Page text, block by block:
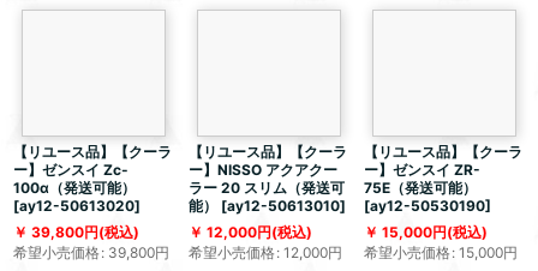
【リユース品】【クーラ
ー】ゼンスイ Zc-
100α（発送可能）
[ay12-50613020]
39,800円(税込)
希望小売価格: 39,800円
【リユース品】【クーラ
ー】NISSO アクアクー
ラー 20 スリム（発送可
能）
[ay12-50613010]
12,000円(税込)
希望小売価格: 12,000円
【リユース品】【クーラ
ー】ゼンスイ ZR-
75E（発送可能）
[ay12-50530190]
15,000円(税込)
希望小売価格: 15,000円